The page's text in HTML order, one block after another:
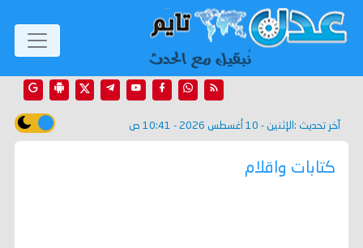
آخر تحديث : الإثنين - 10 أغسطس 2026 - 10:41 ص
كتابات واقلام